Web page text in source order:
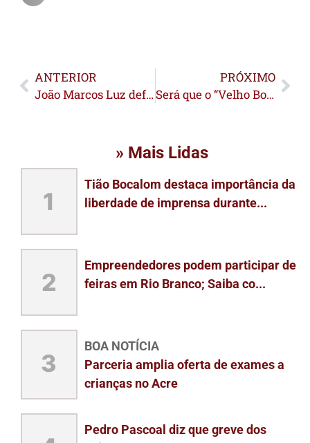
ANTERIOR
João Marcos Luz defende remoção das famílias do Papouco e afirma que decisão vai resolver criminalidade no Centro
PRÓXIMO
Será que o “Velho Boca” vai colocar o bloco na rua?
» Mais Lidas
1
Tião Bocalom destaca importância da
liberdade de imprensa durante...
2
Empreendedores podem participar de
feiras em Rio Branco; Saiba co...
3
BOA NOTÍCIA
Parceria amplia oferta de exames a
crianças no Acre
Pedro Pascoal diz que greve dos